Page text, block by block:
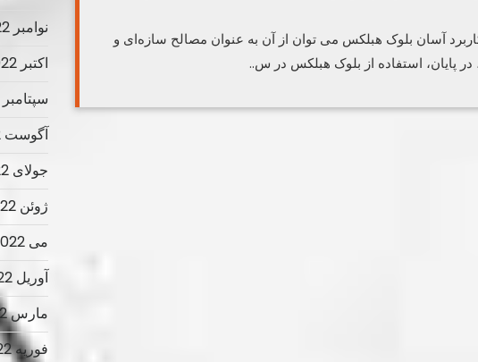
آسان بلوک هبلکس می توان از آن به عنوان مصالح سازه‌ای و
پایان، استفاده از بلوک هبلکس در س..
نوامبر 2022
اکتبر 2022
سپتامبر 2022
آگوست 2022
جولای 2022
ژوئن 2022
می 2022
آوریل 2022
مارس 2022
فوریه 2022